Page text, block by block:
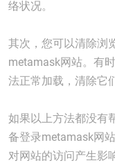
络状况。
其次，您可以清除浏
metamask网站。有
法正常加载，清除它
如果以上方法都没有
备登录metamask网
对网站的访问产生影